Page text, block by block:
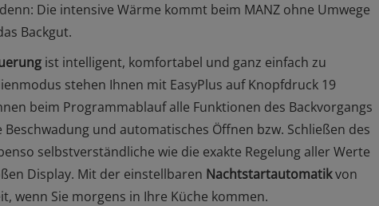
Die intensive Wärme kommt beim MANZ ohne Umwege
Backgut.
ist intelligent, komfortabel und ganz einfach zu
stehen Ihnen mit EasyPlus auf Knopfdruck 19
beim Programmablauf alle Funktionen des Backvorgangs
und automatisches Öffnen bzw. Schließen des
selbstverständliche wie die exakte Regelung aller Werte
Display. Mit der einstellbaren Nachtstartautomatikvon
wenn Sie morgens in Ihre Küche kommen.